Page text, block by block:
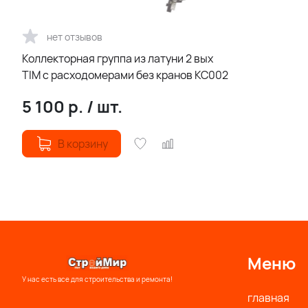
нет отзывов
Коллекторная группа из латуни 2 вых
TIM с расходомерами без кранов КС002
5 100 р. / шт.
В корзину
У нас есть все для строительства и ремонта!
Меню
главная